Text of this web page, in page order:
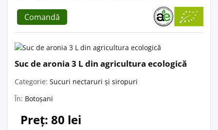
Comandă
Suc de aronia 3 L din agricultura ecologică
Categorie: Sucuri nectaruri și siropuri
În: Botoșani
Preț: 80 lei